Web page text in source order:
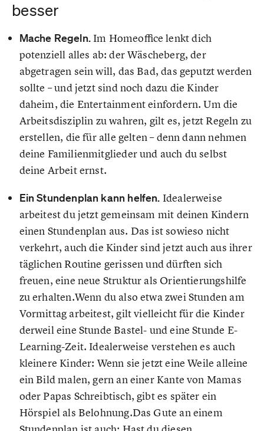
besser
Mache Regeln.Im Homeoffice lenkt dich
potenziell alles ab: der Wäscheberg, der
abgetragen sein will, das Bad, das geputzt werden
sollte – und jetzt sind noch dazu die Kinder
daheim, die Entertainment einfordern. Um die
Arbeitsdisziplin zu wahren, gilt es, jetzt Regeln zu
erstellen, die für alle gelten – denn dann nehmen
deine Familienmitglieder und auch du selbst
deine Arbeit ernst.
Ein Stundenplan kann helfen. Idealerweise
arbeitest du jetzt gemeinsam mit deinen Kindern
einen Stundenplan aus. Das ist sowieso nicht
verkehrt, auch die Kinder sind jetzt auch aus ihrer
täglichen Routine gerissen und dürften sich
freuen, eine neue Struktur als Orientierungshilfe
zu erhalten.Wenn du also etwa zwei Stunden am
Vormittag arbeitest, gilt vielleicht für die Kinder
derweil eine Stunde Bastel- und eine Stunde E-
Learning-Zeit. Idealerweise verstehen es auch
kleinere Kinder: Wenn sie jetzt eine Weile alleine
ein Bild malen, gern an einer Kante von Mamas
oder Papas Schreibtisch, gibt es später ein
Hörspiel als Belohnung.Das Gute an einem